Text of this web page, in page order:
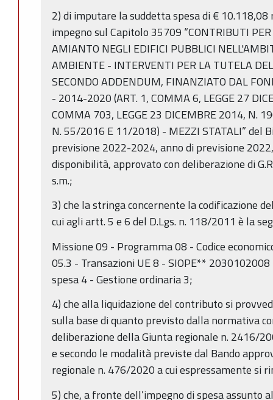
2) di imputare la suddetta spesa di €
impegno sul Capitolo 35709 “CONTRIBUTI
AMIANTO NEGLI EDIFICI PUBBLICI
AMBIENTE - INTERVENTI PER LA TUTELA
SECONDO ADDENDUM, FINANZIATO DAL
- 2014-2020 (ART. 1, COMMA 6, LEGGE 27
COMMA 703, LEGGE 23 DICEMBRE 2014, N.
N. 55/2016 E 11/2018) - MEZZI STATALI” del
previsione 2022-2024, anno di previsione
disponibilità, approvato con deliberazione di
s.m.;
3) che la stringa concernente la codificazione
cui agli artt. 5 e 6 del D.Lgs. n. 118/2011 è la
Missione 09 - Programma 08 - Codice
05.3 - Transazioni UE 8 - SIOPE**
spesa 4 - Gestione ordinaria 3;
4) che alla liquidazione del contributo si
sulla base di quanto previsto dalla normativa
deliberazione della Giunta regionale n. 2416/
e secondo le modalità previste dal Bando
regionale n. 476/2020 a cui espressamente si
5) che, a fronte dell’impegno di spesa assunto